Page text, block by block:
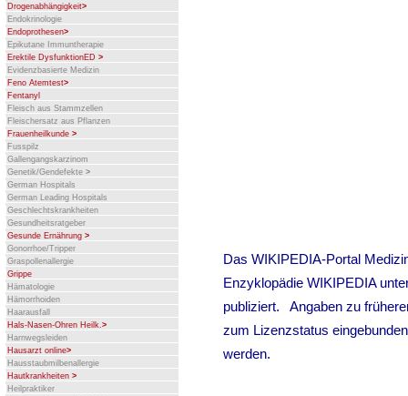
Drogenabhängigkeit>
Endokrinologie
Endoprothesen>
Epikutane Immuntherapie
Erektile DysfunktionED >
Evidenzbasierte Medizin
Feno Atemtest>
Fentanyl
Fleisch aus Stammzellen
Fleischersatz aus Pflanzen
Frauenheilkunde >
Fusspilz
Gallengangskarzinom
Genetik/Gendefekte >
German Hospitals
German Leading Hospitals
Geschlechtskrankheiten
Gesundheitsratgeber
Gesunde Ernährung >
Gonorrhoe/Tripper
Graspollenallergie
Grippe
Hämatologie
Hämorrhoiden
Haarausfall
Hals-Nasen-Ohren Heilk.>
Harnwegsleiden
Hausarzt online>
Hausstaubmilbenallergie
Hautkrankheiten >
Heilpraktiker